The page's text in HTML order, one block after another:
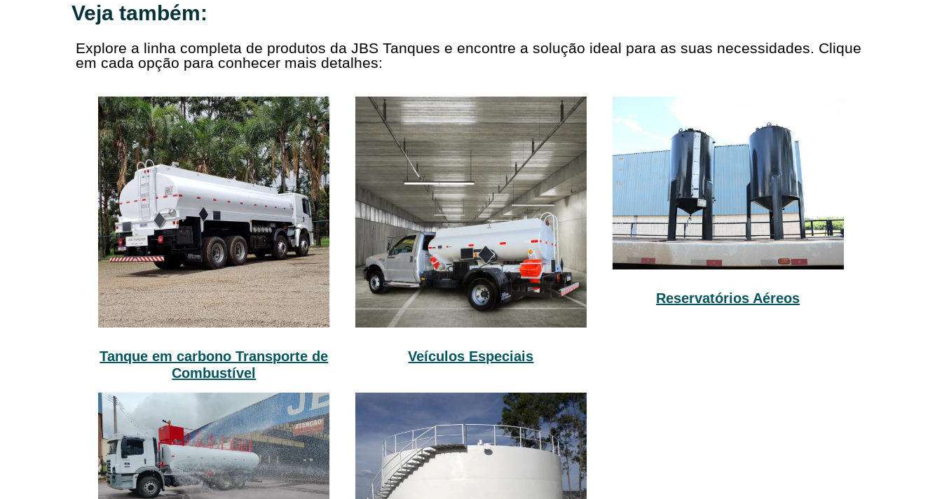
Veja também:
Explore a linha completa de produtos da JBS Tanques e encontre a solução ideal para as suas necessidades. Clique
em cada opção para conhecer mais detalhes:
Tanque em carbono Transporte de
Combustível
Veículos Especiais
Reservatórios Aéreos